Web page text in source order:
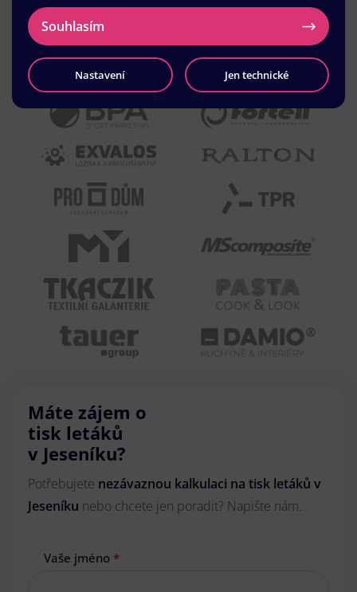
Máte zájem o
tisk letáků
v Jeseníku?
Potřebujete nezávaznou kalkulaci na tisk letáků v
Jeseníku nebo chcete jen poradit? Napište nám.
Vaše jméno *
Souhlasím
Nastavení Jen technické